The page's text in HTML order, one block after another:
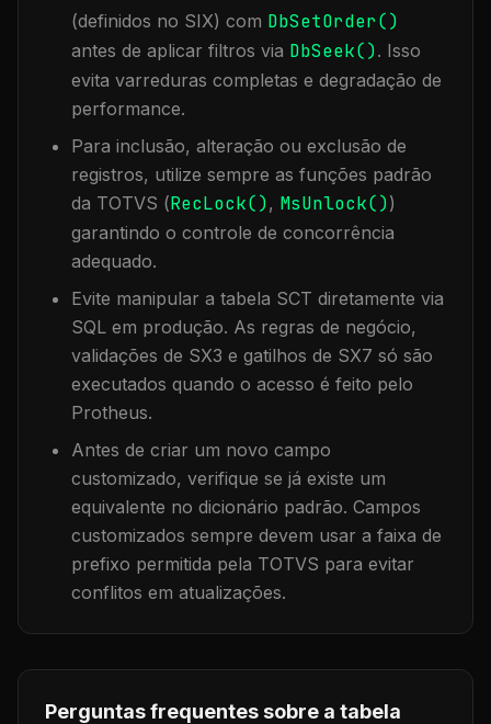
(definidos no SIX) com DbSetOrder()
antes de aplicar filtros via DbSeek(). Isso
evita varreduras completas e degradação de
performance.
Para inclusão, alteração ou exclusão de
registros, utilize sempre as funções padrão
da TOTVS (RecLock(), MsUnlock())
garantindo o controle de concorrência
adequado.
Evite manipular a tabela SCT diretamente via
SQL em produção. As regras de negócio,
validações de SX3 e gatilhos de SX7 só são
executados quando o acesso é feito pelo
Protheus.
Antes de criar um novo campo
customizado, verifique se já existe um
equivalente no dicionário padrão. Campos
customizados sempre devem usar a faixa de
prefixo permitida pela TOTVS para evitar
conflitos em atualizações.
Perguntas frequentes sobre a tabela